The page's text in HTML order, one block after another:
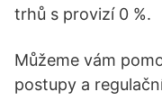
trhů s provizí 0 %.
Můžeme vám
postupy a